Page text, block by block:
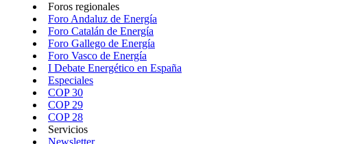
Foros regionales
Foro Andaluz de Energía
Foro Catalán de Energía
Foro Gallego de Energía
Foro Vasco de Energía
I Debate Energético en España
Especiales
COP 30
COP 29
COP 28
Servicios
Newsletter